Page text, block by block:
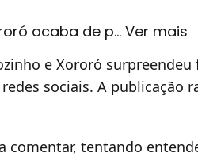
acaba de p… Ver mais
e Xororó surpreendeu
sociais. A publicação
comentar, tentando